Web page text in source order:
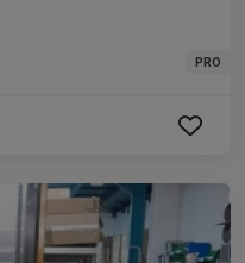
PRO